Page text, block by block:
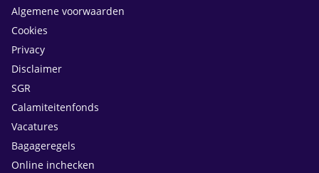
Algemene voorwaarden
Cookies
Privacy
Disclaimer
SGR
Calamiteitenfonds
Vacatures
Bagageregels
Online inchecken